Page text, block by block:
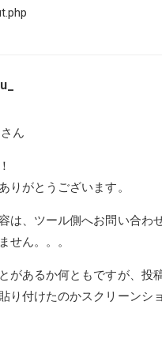
さん
りがとうございます。
は、ツール側へお問い合わ
せん。。。
があるか何ともですが、投
り付けたのかスクリーンシ